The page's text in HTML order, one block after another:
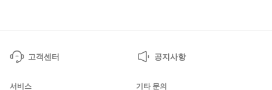
고객센터 공지사항
서비스 기타 문의